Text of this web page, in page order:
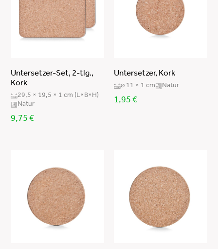
Untersetzer-Set, 2-tlg.,
Kork
29,5 × 19,5 × 1 cm (L×B×H)
Natur
9,75€
Untersetzer, Kork
⌀ 11 × 1 cm Natur
1,95 €